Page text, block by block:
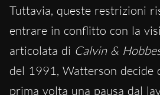
Tuttavia, queste restrizioni
entrare in conflitto con la
articolata di Calvin &
del 1991, Watterson decide
prima volta una pausa dal